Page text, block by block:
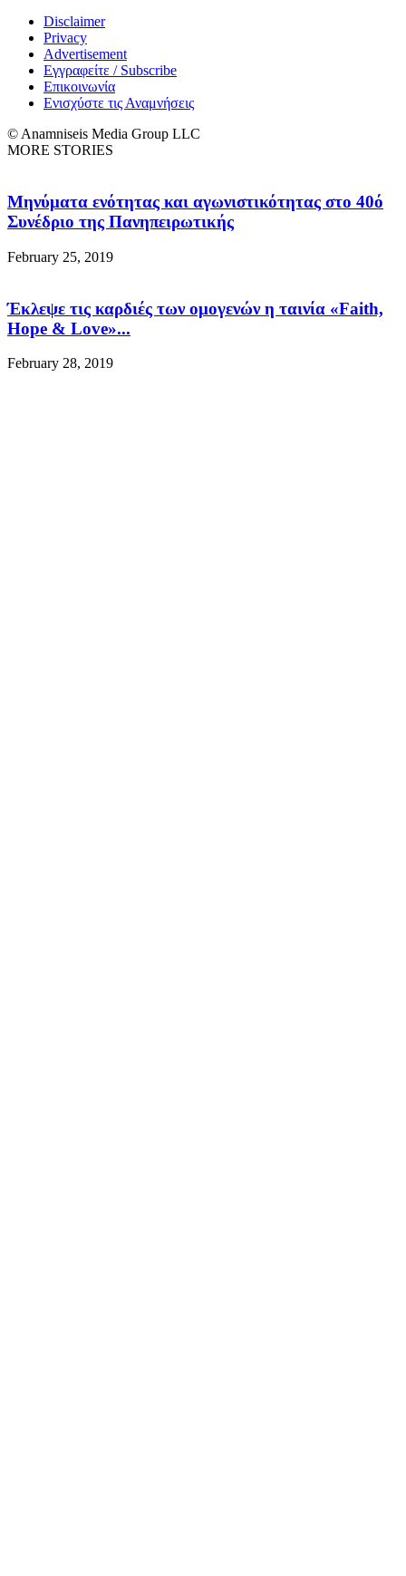
Disclaimer
Privacy
Advertisement
Εγγραφείτε / Subscribe
Επικοινωνία
Ενισχύστε τις Αναμνήσεις
© Anamniseis Media Group LLC
MORE STORIES
Μηνύματα ενότητας και αγωνιστικότητας στο 40ό
Συνέδριο της Πανηπειρωτικής
February 25, 2019
Έκλεψε τις καρδιές των ομογενών η ταινία «Faith,
Hope & Love»...
February 28, 2019